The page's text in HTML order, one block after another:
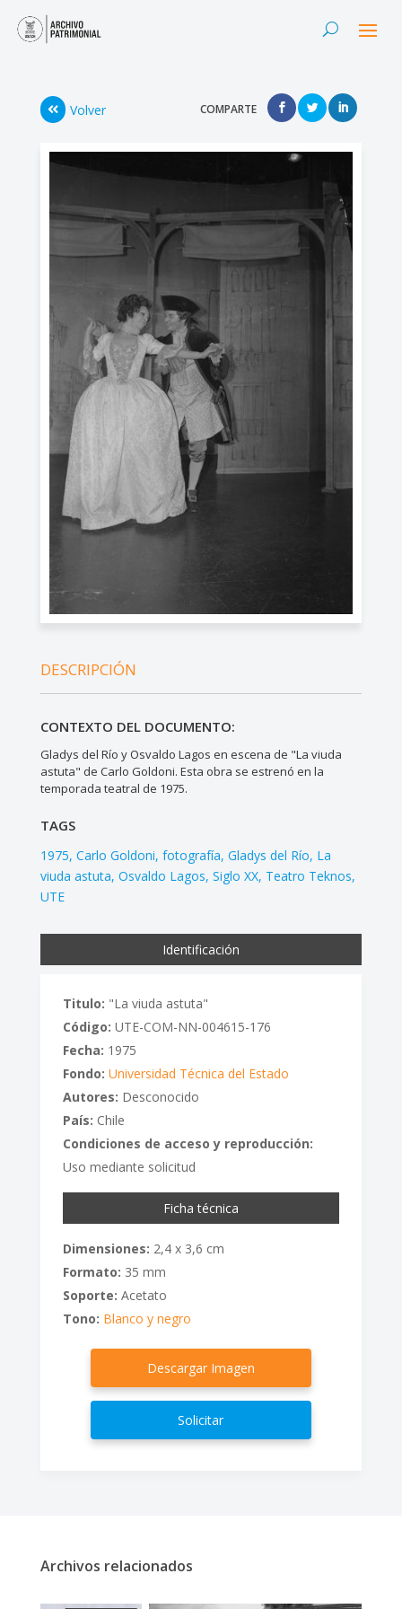
Volver COMPARTE
DESCRIPCIÓN
CONTEXTO DEL DOCUMENTO:
Gladys del Río y Osvaldo Lagos en escena de "La viuda
astuta" de Carlo Goldoni. Esta obra se estrenó en la
temporada teatral de 1975.
TAGS
1975 Carlo Goldoni fotografía Gladys del Río La
viuda astuta Osvaldo Lagos Siglo XX Teatro Teknos
UTE
Identificación
Titulo: "La viuda astuta"
Código: UTE-COM-NN-004615-176
Fecha: 1975
Fondo: Universidad Técnica del Estado
Autores: Desconocido
País: Chile
Condiciones de acceso y reproducción:
Uso mediante solicitud
Ficha técnica
Dimensiones: 2,4 x 3,6 cm
Formato: 35 mm
Soporte: Acetato
Tono: Blanco y negro
Descargar Imagen
Solicitar
Archivos relacionados